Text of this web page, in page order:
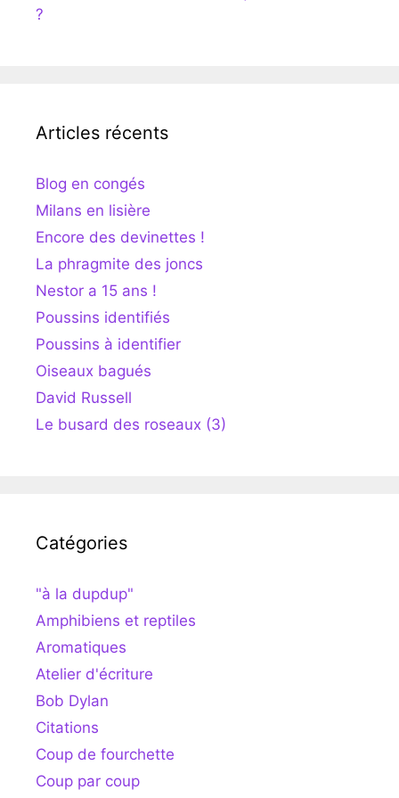
?
Articles récents
Blog en congés
Milans en lisière
Encore des devinettes !
La phragmite des joncs
Nestor a 15 ans !
Poussins identifiés
Poussins à identifier
Oiseaux bagués
David Russell
Le busard des roseaux (3)
Catégories
"à la dupdup"
Amphibiens et reptiles
Aromatiques
Atelier d'écriture
Bob Dylan
Citations
Coup de fourchette
Coup par coup